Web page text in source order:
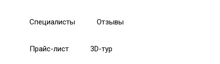
Специалисты Отзывы
Прайс-лист 3D-тур